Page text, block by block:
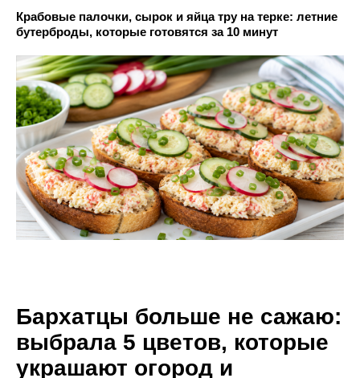
Крабовые палочки, сырок и яйца тру на терке: летние
бутерброды, которые готовятся за 10 минут
Бархатцы больше не сажаю:
выбрала 5 цветов, которые
украшают огород и